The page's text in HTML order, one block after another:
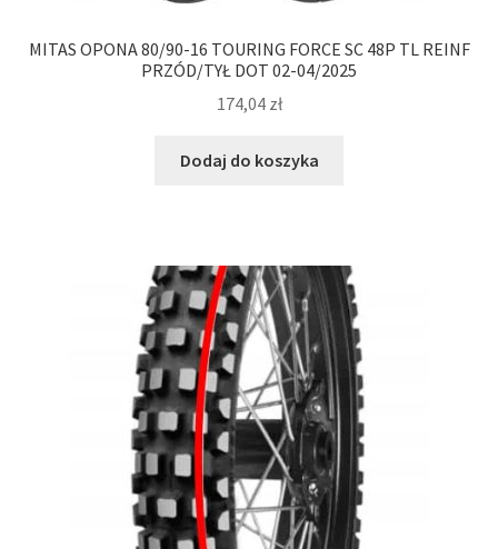
MITAS OPONA 80/90-16 TOURING FORCE SC 48P TL REINF
PRZÓD/TYŁ DOT 02-04/2025
174,04 zł
Dodaj do koszyka